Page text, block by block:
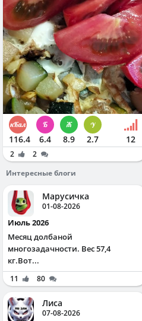
116.4 6.4 8.9 2.7 12
2
2
Интересные блоги
Марусичка
01-08-2026
Июль 2026
Месяц долбаной
многозадачности. Вес 57,4
кг.Вот...
11 80
Лиса
07-08-2026